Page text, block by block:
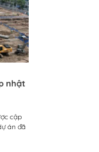
nhật
cập
án đã